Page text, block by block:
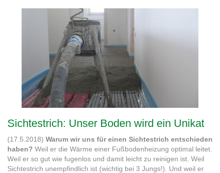
Sichtestrich: Unser Boden wird ein Unikat
(17.5.2018) Warum wir uns für einen Sichtestrich entschieden
haben? Weil er die Wärme einer Fußbodenheizung optimal leitet.
Weil er so gut wie fugenlos und damit leicht zu reinigen ist. Weil
Sichtestrich unempfindlich ist (wichtig bei 3 Jungs!). Und weil er